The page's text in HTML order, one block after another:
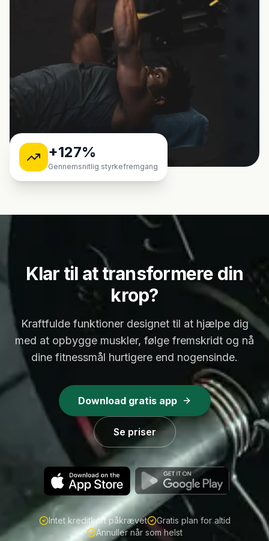
+127%
Gennemsnitlig styrkefremgang
Klar til at transformere din
krop?
Kraftfulde funktioner designet til at hjælpe dig
med at opbygge muskler, følge fremskridt og nå
dine fitnessmål hurtigere end nogensinde.
Download gratis app
Se priser
Intet kreditkort påkrævet
Gratis plan for altid
Annuller når som helst